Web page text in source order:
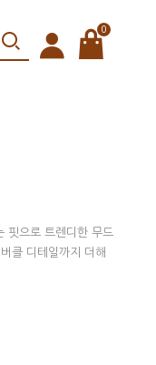
0
핏으로 트렌디한 무드
클 디테일까지 더해